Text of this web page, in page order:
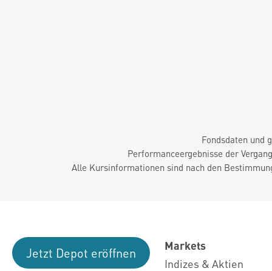
Fondsdaten und
Performanceergebnisse der
Alle Kursinformationen sind nach den
Jetzt Depot eröffnen
Markets
Indizes & Aktien